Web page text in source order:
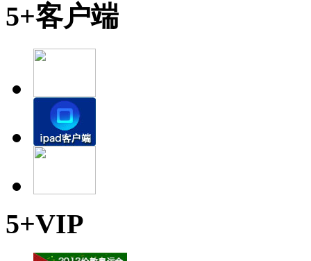
5+客户端
5+VIP